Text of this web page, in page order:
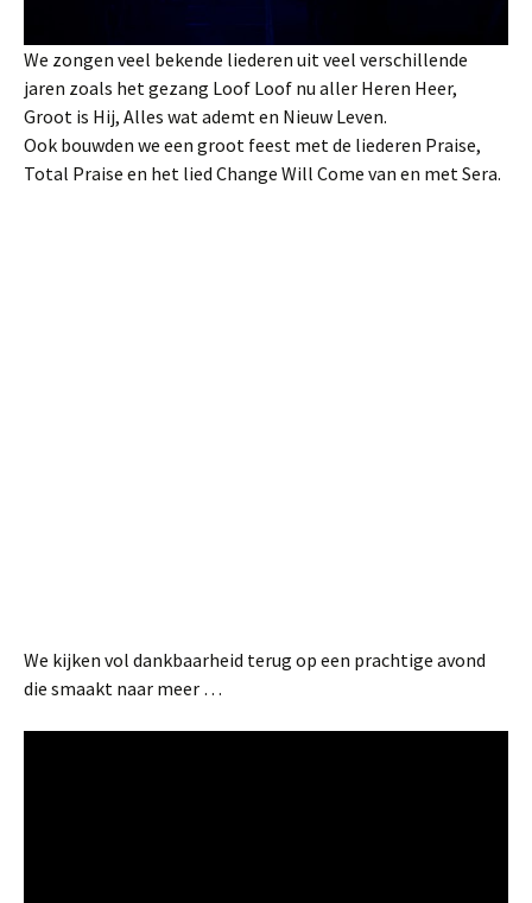
We zongen veel bekende liederen uit veel verschillende
jaren zoals het gezang Loof Loof nu aller Heren Heer,
Groot is Hij, Alles wat ademt en Nieuw Leven.
Ook bouwden we een groot feest met de liederen Praise,
Total Praise en het lied Change Will Come van en met Sera.
We kijken vol dankbaarheid terug op een prachtige avond
die smaakt naar meer …